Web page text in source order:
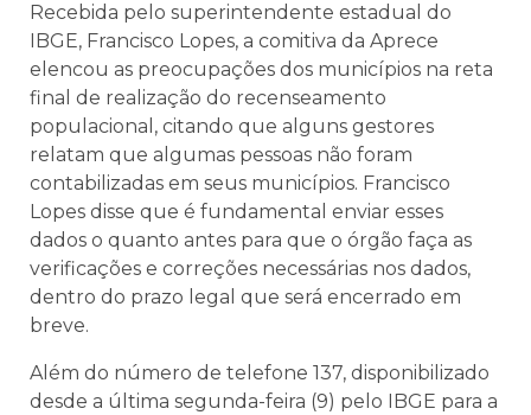
Recebida pelo superintendente estadual do
IBGE, Francisco Lopes, a comitiva da Aprece
elencou as preocupações dos municípios na reta
final de realização do recenseamento
populacional, citando que alguns gestores
relatam que algumas pessoas não foram
contabilizadas em seus municípios. Francisco
Lopes disse que é fundamental enviar esses
dados o quanto antes para que o órgão faça as
verificações e correções necessárias nos dados,
dentro do prazo legal que será encerrado em
breve.
Além do número de telefone 137, disponibilizado
desde a última segunda-feira (9) pelo IBGE para a